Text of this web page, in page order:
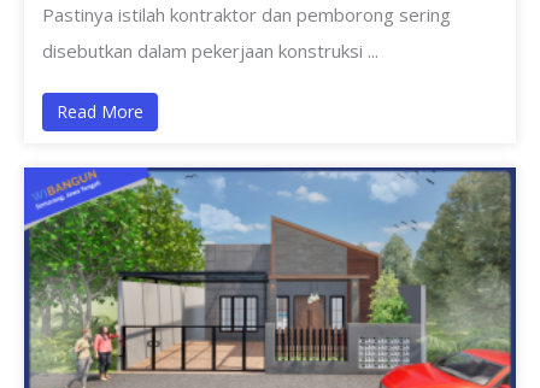
Pastinya istilah kontraktor dan pemborong sering
disebutkan dalam pekerjaan konstruksi ...
Read More